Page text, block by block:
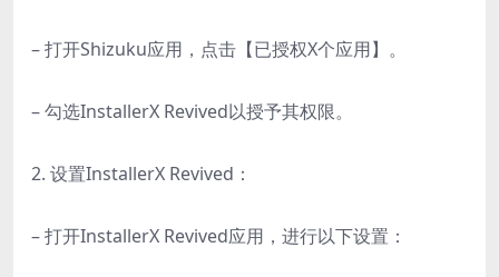
– 打开Shizuku应用，点击【已授权X个应用】。
– 勾选InstallerX Revived以授予其权限。
2. 设置InstallerX Revived：
– 打开InstallerX Revived应用，进行以下设置：